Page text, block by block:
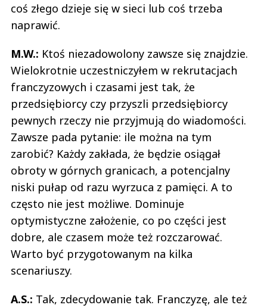
coś złego dzieje się w sieci lub coś trzeba
naprawić.
M.W.: Ktoś niezadowolony zawsze się znajdzie.
Wielokrotnie uczestniczyłem w rekrutacjach
franczyzowych i czasami jest tak, że
przedsiębiorcy czy przyszli przedsiębiorcy
pewnych rzeczy nie przyjmują do wiadomości.
Zawsze pada pytanie: ile można na tym
zarobić? Każdy zakłada, że będzie osiągał
obroty w górnych granicach, a potencjalny
niski pułap od razu wyrzuca z pamięci. A to
często nie jest możliwe. Dominuje
optymistyczne założenie, co po części jest
dobre, ale czasem może też rozczarować.
Warto być przygotowanym na kilka
scenariuszy.
A.S.: Tak, zdecydowanie tak. Franczyzę, ale też